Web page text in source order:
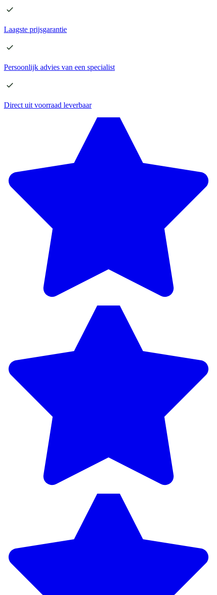
Laagste prijsgarantie
Persoonlijk advies van een specialist
Direct uit voorraad leverbaar